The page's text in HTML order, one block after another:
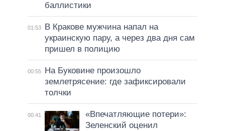
баллистики
01:53
В Кракове мужчина напал на
украинскую пару, а через два дня сам
пришел в полицию
00:55
На Буковине произошло
землетрясение: где зафиксировали
толчки
00:41
«Впечатляющие потери»:
Зеленский оценил